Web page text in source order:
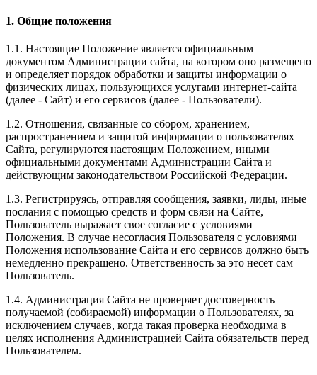
1. Общие положения
1.1. Настоящие Положение является официальным
документом Администрации сайта, на котором оно размещено
и определяет порядок обработки и защиты информации о
физических лицах, пользующихся услугами интернет-сайта
(далее - Сайт) и его сервисов (далее - Пользователи).
1.2. Отношения, связанные со сбором, хранением,
распространением и защитой информации о пользователях
Сайта, регулируются настоящим Положением, иными
официальными документами Администрации Сайта и
действующим законодательством Российской Федерации.
1.3. Регистрируясь, отправляя сообщения, заявки, лиды, иные
послания с помощью средств и форм связи на Сайте,
Пользователь выражает свое согласие с условиями
Положения. В случае несогласия Пользователя с условиями
Положения использование Сайта и его сервисов должно быть
немедленно прекращено. Ответственность за это несет сам
Пользователь.
1.4. Администрация Сайта не проверяет достоверность
получаемой (собираемой) информации о Пользователях, за
исключением случаев, когда такая проверка необходима в
целях исполнения Администрацией Сайта обязательств перед
Пользователем.